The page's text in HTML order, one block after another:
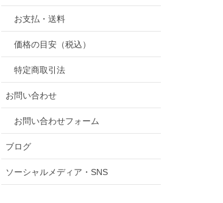
お支払・送料
価格の目安（税込）
特定商取引法
お問い合わせ
お問い合わせフォーム
ブログ
ソーシャルメディア・SNS